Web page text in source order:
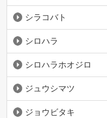
シラコバト
シロハラ
シロハラホオジロ
ジュウシマツ
ジョウビタキ